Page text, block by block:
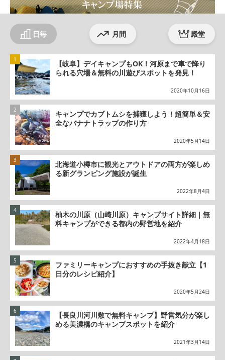
日毎 月間 殿堂
【岐阜】デイキャンプもOK！河原まで車で降り
られる穴場＆無料の川遊びスポットを発見！
2020年10月16日
キャンプでカブトムシを捕獲しよう！超簡単＆安
全なバナナトラップの作り方
2020年5月14日
北海道小樽市に観光とアウトドアの両方が楽しめ
る新グランピング施設が誕生
2022年8月4日
柚木の川原（山崎川原）キャンプサイト詳細｜無
料キャンプができる都内の野営地を紹介
2022年4月18日
ファミリーキャンプにおすすめの手抜き献立【1
日分のレシピ紹介】
2020年5月24日
【長良川河川敷で無料キャンプ】野営気分が楽し
める美濃橋のキャンプスポットを紹介
2021年3月14日